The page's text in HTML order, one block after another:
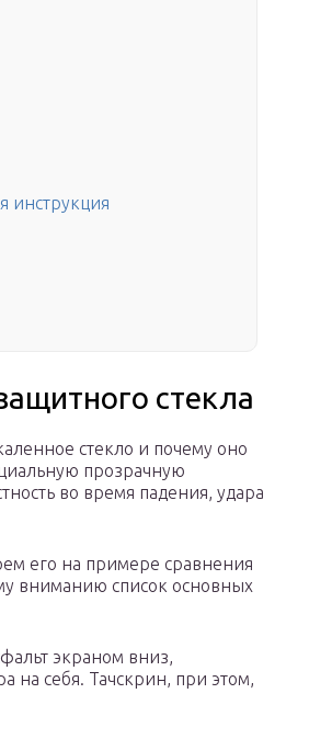
инструкция
стекла
стекло и почему оно
прозрачную
во время падения, удара
его на примере сравнения
вниманию список основных
экраном вниз,
на себя. Тачскрин, при этом,